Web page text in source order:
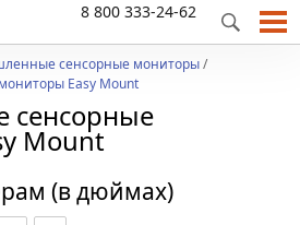
8 800 333-24-62
сенсорные мониторы/
Easy Mount
сенсорные
Mount
(в дюймах)